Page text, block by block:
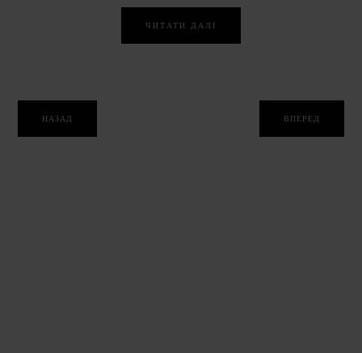
ЧИТАТИ ДАЛІ
НАЗАД ВПЕРЕД